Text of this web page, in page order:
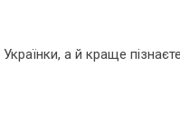
а й краще пізнаєте